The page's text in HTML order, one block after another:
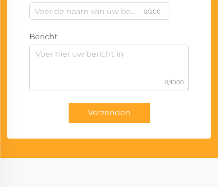
0/200
Bericht
0/1000
Verzenden